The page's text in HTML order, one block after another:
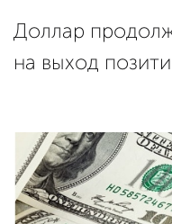
Доллар
на выход